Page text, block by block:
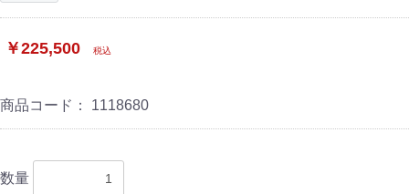
￥225,500 税込
商品コード： 1118680
数量